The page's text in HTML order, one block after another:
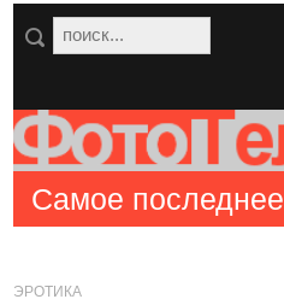
Самое последнее
ЭРОТИКА